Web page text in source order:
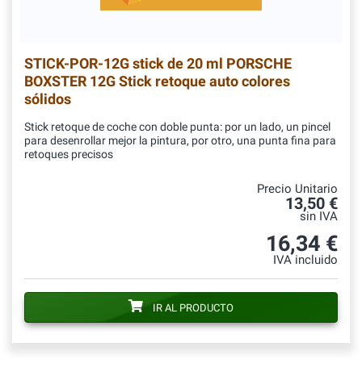
STICK-POR-12Gstick de 20 ml PORSCHE
BOXSTER 12G Stick retoque auto colores
sólidos
Stick retoque de coche con doble punta: por un lado, un pincel
para desenrollar mejor la pintura, por otro, una punta fina para
retoques precisos
Precio Unitario
13,50 €
sin IVA
16,34 €
IVA incluido
IR AL PRODUCTO